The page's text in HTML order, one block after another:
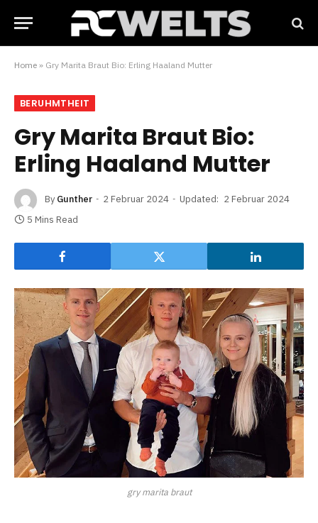
Home » Gry Marita Braut Bio: Erling Haaland Mutter
BERUHMTHEIT
Gry Marita Braut Bio:
Erling Haaland Mutter
By Gunther 2 Februar 2024 Updated: 2 Februar 2024
5 Mins Read
gry marita braut